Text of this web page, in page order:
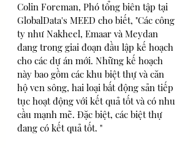
Colin Foreman, Phó tổng biên tập tại
GlobalData's MEED cho biết, "Các công
ty như Nakheel, Emaar và Meydan
đang trong giai đoạn đầu lập kế hoạch
cho các dự án mới. Những kế hoạch
này bao gồm các khu biệt thự và căn
hộ ven sông, hai loại bất động sản tiếp
tục hoạt động với kết quả tốt và có nhu
cầu mạnh mẽ. Đặc biệt, các biệt thự
đang có kết quả tốt. "